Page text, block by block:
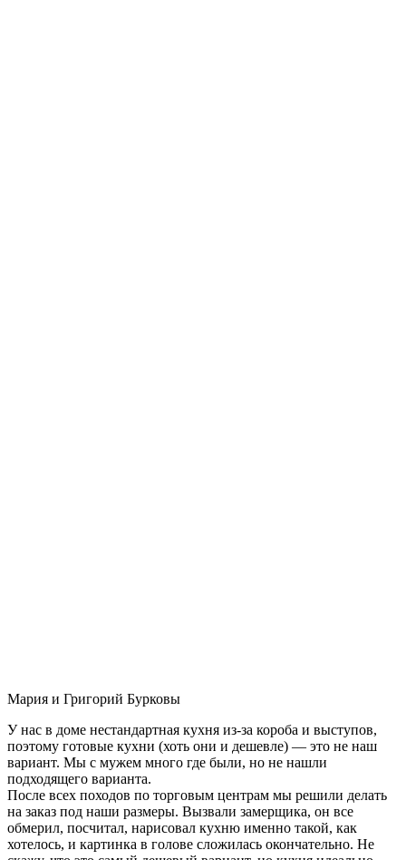
Мария и Григорий Бурковы
У нас в доме нестандартная кухня из-за короба и выступов,
поэтому готовые кухни (хоть они и дешевле) — это не наш
вариант. Мы с мужем много где были, но не нашли
подходящего варианта.
После всех походов по торговым центрам мы решили делать
на заказ под наши размеры. Вызвали замерщика, он все
обмерил, посчитал, нарисовал кухню именно такой, как
хотелось, и картинка в голове сложилась окончательно. Не